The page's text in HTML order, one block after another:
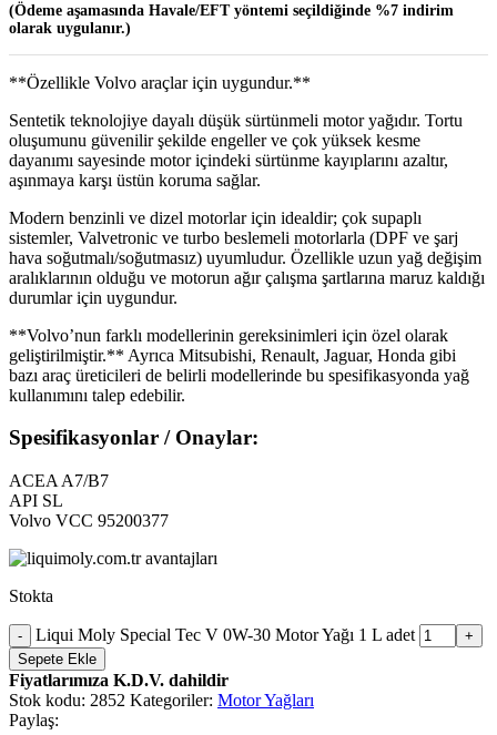
(Ödeme aşamasında Havale/EFT yöntemi seçildiğinde %7 indirim
olarak uygulanır.)
**Özellikle Volvo araçlar için uygundur.**
Sentetik teknolojiye dayalı düşük sürtünmeli motor yağıdır. Tortu
oluşumunu güvenilir şekilde engeller ve çok yüksek kesme
dayanımı sayesinde motor içindeki sürtünme kayıplarını azaltır,
aşınmaya karşı üstün koruma sağlar.
Modern benzinli ve dizel motorlar için idealdir; çok supaplı
sistemler, Valvetronic ve turbo beslemeli motorlarla (DPF ve şarj
hava soğutmalı/soğutmasız) uyumludur. Özellikle uzun yağ değişim
aralıklarının olduğu ve motorun ağır çalışma şartlarına maruz kaldığı
durumlar için uygundur.
**Volvo’nun farklı modellerinin gereksinimleri için özel olarak
geliştirilmiştir.** Ayrıca Mitsubishi, Renault, Jaguar, Honda gibi
bazı araç üreticileri de belirli modellerinde bu spesifikasyonda yağ
kullanımını talep edebilir.
Spesifikasyonlar / Onaylar:
ACEA A7/B7
API SL
Volvo VCC 95200377
Stokta
Liqui Moly Special Tec V 0W-30 Motor Yağı 1 L adet
Sepete Ekle
Fiyatlarımıza K.D.V. dahildir
Stok kodu: 2852 Kategoriler: Motor Yağları
Paylaş: